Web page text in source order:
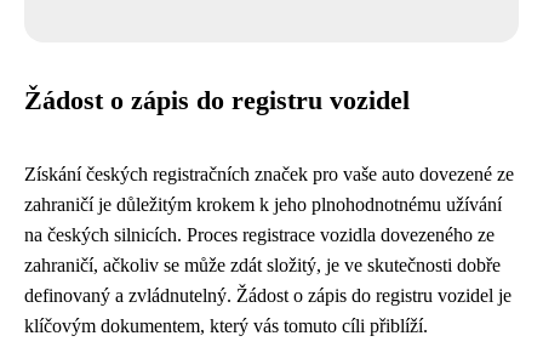
Žádost o zápis do registru vozidel
Získání českých registračních značek pro vaše auto dovezené ze
zahraničí je důležitým krokem k jeho plnohodnotnému užívání
na českých silnicích. Proces registrace vozidla dovezeného ze
zahraničí, ačkoliv se může zdát složitý, je ve skutečnosti dobře
definovaný a zvládnutelný. Žádost o zápis do registru vozidel je
klíčovým dokumentem, který vás tomuto cíli přiblíží.